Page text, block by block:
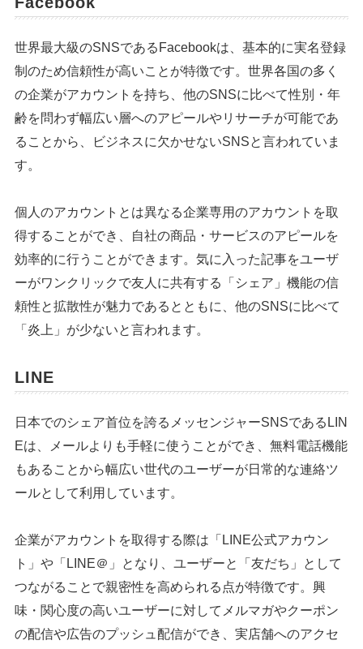
世界最大級のSNSであるFacebookは、基本的に実名登録
制のため信頼性が高いことが特徴です。世界各国の多く
の企業がアカウントを持ち、他のSNSに比べて性別・年
齢を問わず幅広い層へのアピールやリサーチが可能であ
ることから、ビジネスに欠かせないSNSと言われていま
す。
個人のアカウントとは異なる企業専用のアカウントを取
得することができ、自社の商品・サービスのアピールを
効率的に行うことができます。気に入った記事をユーザ
ーがワンクリックで友人に共有する「シェア」機能の信
頼性と拡散性が魅力であるとともに、他のSNSに比べて
「炎上」が少ないと言われます。
LINE
日本でのシェア首位を誇るメッセンジャーSNSであるLIN
Eは、メールよりも手軽に使うことができ、無料電話機能
もあることから幅広い世代のユーザーが日常的な連絡ツ
ールとして利用しています。
企業がアカウントを取得する際は「LINE公式アカウン
ト」や「LINE＠」となり、ユーザーと「友だち」として
つながることで親密性を高められる点が特徴です。興
味・関心度の高いユーザーに対してメルマガやクーポン
の配信や広告のプッシュ配信ができ、実店舗へのアクセ